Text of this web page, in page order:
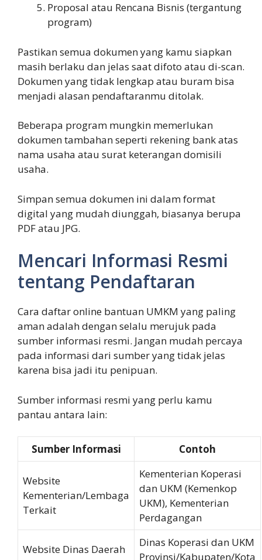
Proposal atau Rencana Bisnis (tergantung
program)
Pastikan semua dokumen yang kamu siapkan
masih berlaku dan jelas saat difoto atau di-scan.
Dokumen yang tidak lengkap atau buram bisa
menjadi alasan pendaftaranmu ditolak.
Beberapa program mungkin memerlukan
dokumen tambahan seperti rekening bank atas
nama usaha atau surat keterangan domisili
usaha.
Simpan semua dokumen ini dalam format
digital yang mudah diunggah, biasanya berupa
PDF atau JPG.
Mencari Informasi Resmi
tentang Pendaftaran
Cara daftar online bantuan UMKM yang paling
aman adalah dengan selalu merujuk pada
sumber informasi resmi. Jangan mudah percaya
pada informasi dari sumber yang tidak jelas
karena bisa jadi itu penipuan.
Sumber informasi resmi yang perlu kamu
pantau antara lain:
Sumber Informasi Contoh
Website
Kementerian/Lembaga
Terkait
Kementerian Koperasi
dan UKM (Kemenkop
UKM), Kementerian
Perdagangan
Website Dinas Daerah
Dinas Koperasi dan UKM
Provinsi/Kabupaten/Kota